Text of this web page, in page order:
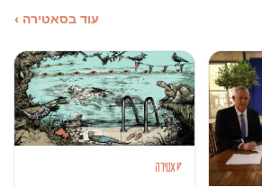
עוד בסאטירה ›
סאטירה